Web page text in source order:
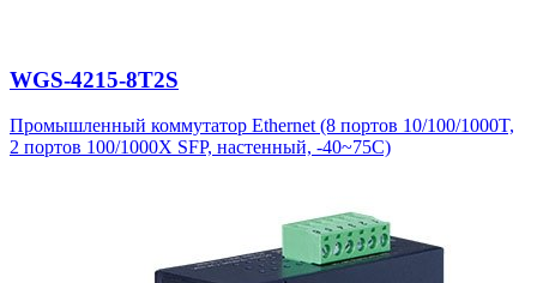
WGS-4215-8T2S
Промышленный коммутатор Ethernet (8 портов 10/100/1000T,
2 портов 100/1000X SFP, настенный, -40~75C)